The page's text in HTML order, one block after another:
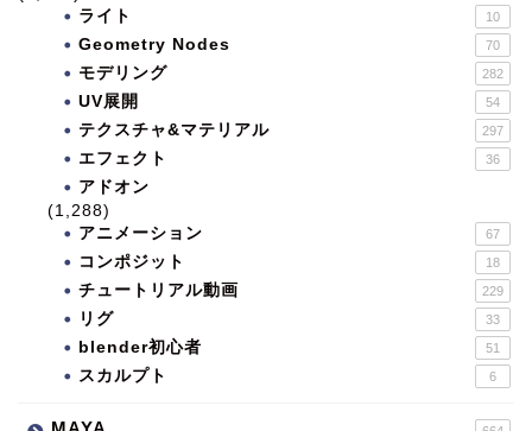
ライト 10
Geometry Nodes 70
モデリング 282
UV展開 54
テクスチャ&マテリアル 297
エフェクト 36
アドオン
(1,288)
アニメーション
67
コンポジット 18
チュートリアル動画 229
リグ 33
blender初心者 51
スカルプト 6